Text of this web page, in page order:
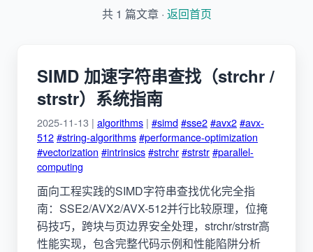
共 1 篇文章 · 返回首页
SIMD 加速字符串查找（strchr /
strstr）系统指南
2025-11-13 | algorithms | #simd#sse2#avx2#avx-
512#string-algorithms#performance-optimization
#vectorization #intrinsics#strchr#strstr#parallel-
computing
面向工程实践的SIMD字符串查找优化完全指
南：SSE2/AVX2/AVX-512并行比较原理，位掩
码技巧，跨块与页边界安全处理，strchr/strstr高
性能实现，包含完整代码示例和性能陷阱分析